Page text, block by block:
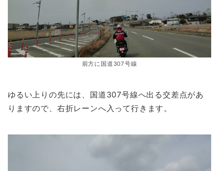
前方に国道307号線
ゆるい上りの先には、国道307号線へ出る交差点があ
りますので、右折レーンへ入って行きます。